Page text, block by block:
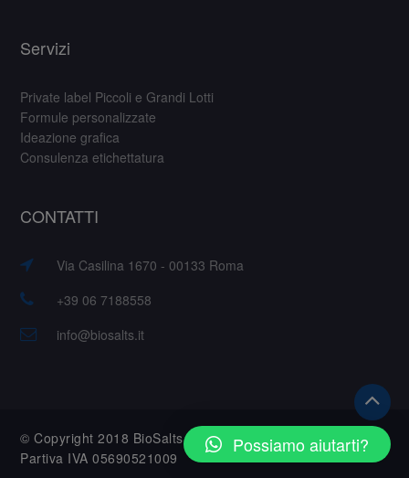
Servizi
Private label Piccoli e Grandi Lotti
Formule personalizzate
Ideazione grafica
Consulenza etichettatura
CONTATTI
Via Casilina 1670 - 00133 Roma
+39 06 7188558
info@biosalts.it
© Copyright 2018 BioSalts S.r.l. – Tutti i diritti riservati.
Partiva IVA 05690521009
Possiamo aiutarti?